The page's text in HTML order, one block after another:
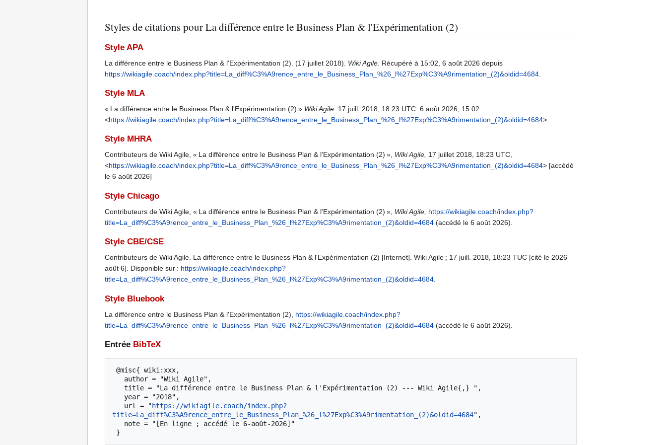
Styles de citations pour La différence entre le Business Plan & l'Expérimentation (2)
Style APA
La différence entre le Business Plan & l'Expérimentation (2). (17 juillet 2018). Wiki Agile . Récupéré à 15:02, 6 août 2026 depuis
https://wikiagile.coach/index.php?title=La_diff%C3%A9rence_entre_le_Business_Plan_%26_l%27Exp%C3%A9rimentation_(2)&oldid=4684
Style MLA
« La différence entre le Business Plan & l'Expérimentation (2) » Wiki Agile . 17 juill. 2018, 18:23 UTC. 6 août 2026, 15:02
<https://wikiagile.coach/index.php?title=La_diff%C3%A9rence_entre_le_Business_Plan_%26_l%27Exp%C3%A9rimentation_(2)&oldid=4684>.
Style MHRA
Contributeurs de Wiki Agile, « La différence entre le Business Plan & l'Expérimentation (2) », Wiki Agile, 17 juillet 2018, 18:23 UTC,
<https://wikiagile.coach/index.php?title=La_diff%C3%A9rence_entre_le_Business_Plan_%26_l%27Exp%C3%A9rimentation_(2)&oldid=4684> [accédé
le 6 août 2026]
Style Chicago
Contributeurs de Wiki Agile, « La différence entre le Business Plan & l'Expérimentation (2) », Wiki Agile, https://wikiagile.coach/index.php?
title=La_diff%C3%A9rence_entre_le_Business_Plan_%26_l%27Exp%C3%A9rimentation_(2)&oldid=4684 (accédé le 6 août 2026).
Style CBE/CSE
Contributeurs de Wiki Agile. La différence entre le Business Plan & l'Expérimentation (2) [Internet]. Wiki Agile ; 17 juill. 2018, 18:23 TUC [cité le 2026
août 6]. Disponible sur : https://wikiagile.coach/index.php?
title=La_diff%C3%A9rence_entre_le_Business_Plan_%26_l%27Exp%C3%A9rimentation_(2)&oldid=4684
Style Bluebook
La différence entre le Business Plan & l'Expérimentation (2), https://wikiagile.coach/index.php?
title=La_diff%C3%A9rence_entre_le_Business_Plan_%26_l%27Exp%C3%A9rimentation_(2)&oldid=4684 (accédé le 6 août 2026).
Entrée BibTeX
   url = "
https://wikiagile.coach/index.php?
title=La_diff%C3%A9rence_entre_le_Business_Plan_%26_l%27Exp%C3%A9rimentation_(2)&oldid=4684",